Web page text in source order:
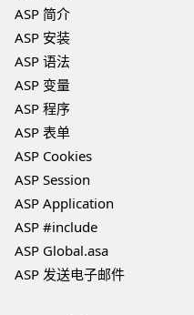
ASP 简介
ASP 安装
ASP 语法
ASP 变量
ASP 程序
ASP 表单
ASP Cookies
ASP Session
ASP Application
ASP #include
ASP Global.asa
ASP 发送电子邮件